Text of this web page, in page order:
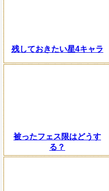
残しておきたい星4キャラ
被ったフェス限はどうす
る？